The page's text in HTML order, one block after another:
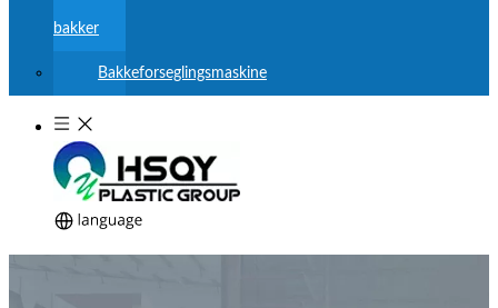
bakker
Bakkeforseglingsmaskine